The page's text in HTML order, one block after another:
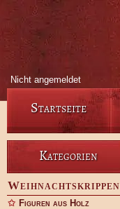
Nicht angemeldet
Startseite
Kategorien
Weihnachtskrippen
Figuren aus Holz